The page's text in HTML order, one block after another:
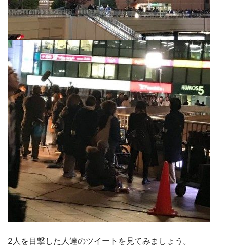
2人を目撃した人達のツイートを見てみましょう。